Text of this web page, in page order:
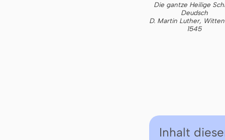
Die gantze Heilige
Deudsch
D. Martin Luther,
1545
Inhalt